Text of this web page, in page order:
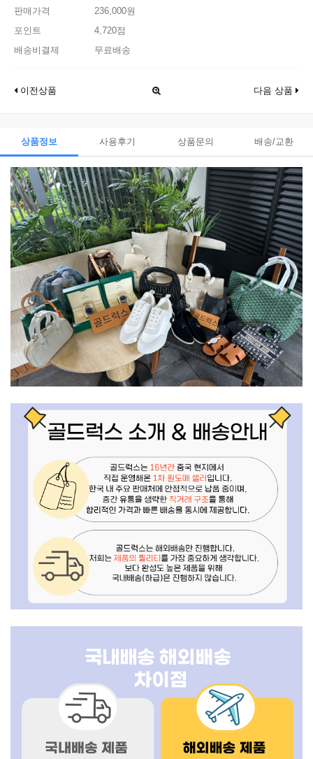
판매가격
236,000원
포인트
4,720점
배송비결제
무료배송
이전상품 다음 상품
상품정보 사용후기 상품문의 배송/교환